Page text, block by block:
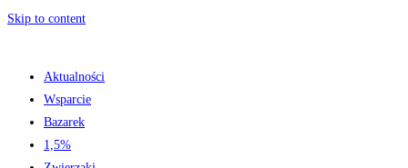
Skip to content
Aktualności
Wsparcie
Bazarek
1,5%